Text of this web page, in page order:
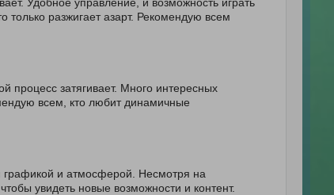
только разжигает азарт. Рекомендую всем
процесс затягивает. Много интересных
всем, кто любит динамичные
графикой и атмосферой. Несмотря на
увидеть новые возможности и контент.